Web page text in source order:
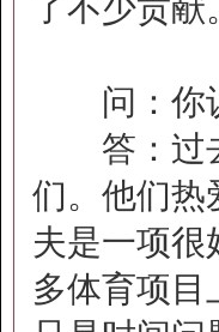
了不少贡献
问：你认
答：过去
们。他们热
夫是一项很
多体育项目